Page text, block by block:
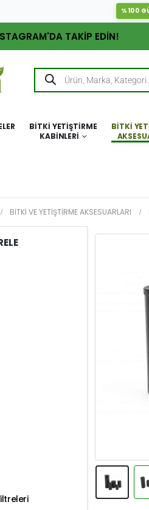
%100
TAKİP EDİN!
BITKI YETIŞTIRME
KABINLERI
BITKI
BITKI VE YETIŞTIRME AKSESUARLARI